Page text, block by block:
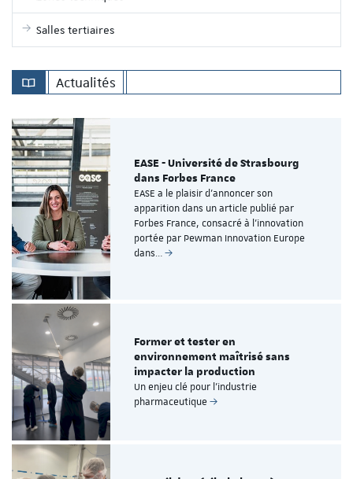
Salles tertiaires
Actualités
EASE - Université de Strasbourg
dans Forbes France
EASE a le plaisir d’annoncer son
apparition dans un article publié par
Forbes France, consacré à l’innovation
portée par Pewman Innovation Europe
dans…
Former et tester en
environnement maîtrisé sans
impacter la production
Un enjeu clé pour l’industrie
pharmaceutique